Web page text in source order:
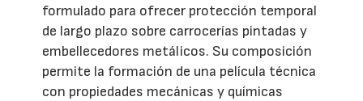
formulado para ofrecer protección temporal
de largo plazo sobre carrocerías pintadas y
embellecedores metálicos. Su composición
permite la formación de una película técnica
con propiedades mecánicas y químicas